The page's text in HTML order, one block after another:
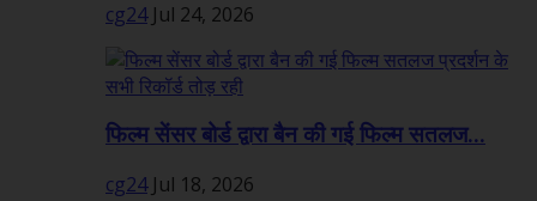
cg24 Jul 24, 2026
फिल्म सेंसर बोर्ड द्वारा बैन की गई फिल्म सतलज...
cg24 Jul 18, 2026